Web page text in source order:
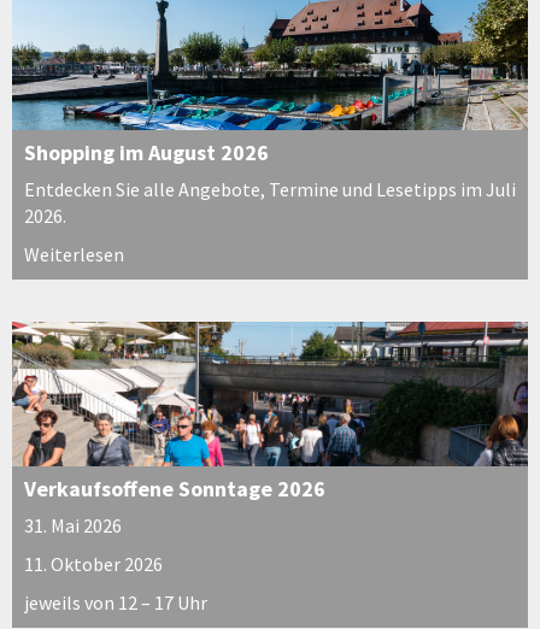
Shopping im August 2026
Entdecken Sie alle Angebote, Termine und Lesetipps im Juli
2026.
Weiterlesen
Verkaufsoffene Sonntage 2026
31. Mai 2026
11. Oktober 2026
jeweils von 12 – 17 Uhr